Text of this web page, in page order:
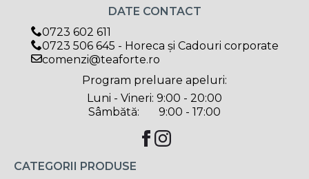
CATEGORII PRODUSE
DATE CONTACT
0723 602 611
0723 506 645 - Horeca și Cadouri corporate
comenzi@teaforte.ro
Program preluare apeluri:
Luni - Vineri: 9:00 - 20:00
Sâmbătă: 9:00 - 17:00